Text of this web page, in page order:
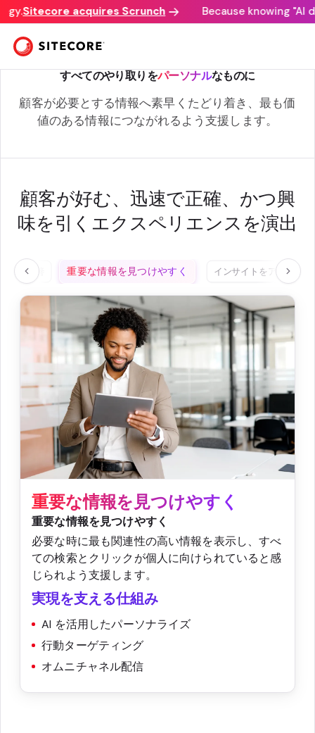
Sitecore acquires Scrunch Because knowing "AI
CONVERSION OPTIMIZATION
すべてのやり取りをパーソナルなものに
顧客が必要とする情報へ素早くたどり着き、最も価
値のある情報につながれるよう支援します。
顧客が好む、迅速で正確、かつ興
味を引くエクスペリエンスを演出
ト、改善 重要な情報を見つけやすく インサイトをアクショ
重要な情報を見つけやすく
重要な情報を見つけやすく
必要な時に最も関連性の高い情報を表示し、すべ
ての検索とクリックが個人に向けられていると感
じられよう支援します。
実現を支える仕組み
AI を活用したパーソナライズ
行動ターゲティング
オムニチャネル配信